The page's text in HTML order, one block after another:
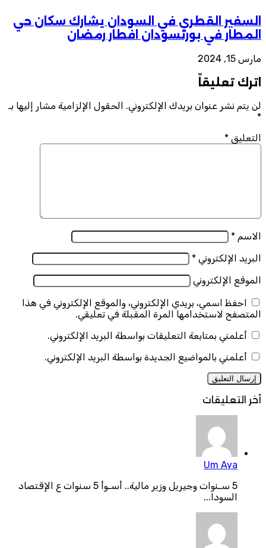
السفير القطري في السودان يشارك سكان حي
المطار في بورتسودان افطار رمضان
مارس 15, 2024
اترك تعليقاً
لن يتم نشر عنوان بريدك الإلكتروني.
الحقول الإلزامية مشار إليها بـ
*
التعليق *
الاسم *
البريد الإلكتروني *
الموقع الإلكتروني
احفظ اسمي، بريدي الإلكتروني، والموقع الإلكتروني في هذا
المتصفح لاستخدامها المرة المقبلة في تعليقي.
أعلمني بمتابعة التعليقات بواسطة البريد الإلكتروني.
أعلمني بالمواضيع الجديدة بواسطة البريد الإلكتروني.
أخر التعليقات
Um Aya
5 سـنوات وجيريل وزير مالية.. أسـوأ 5 سنوات ع الإقتصاد
السودا...